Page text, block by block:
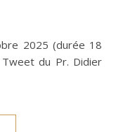
du Pr. Didier